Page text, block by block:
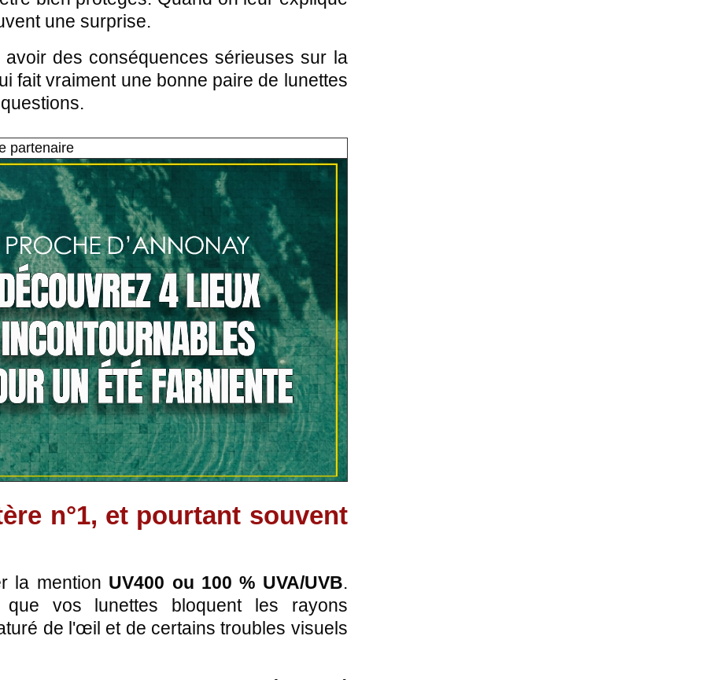
une surprise.
des conséquences sérieuses sur la
fait vraiment une bonne paire de lunettes
partenaire
n°1, et pourtant souvent
la mention UV400 ou 100 % UVA/UVB.
vos lunettes bloquent les rayons
de l'œil et de certains troubles visuels